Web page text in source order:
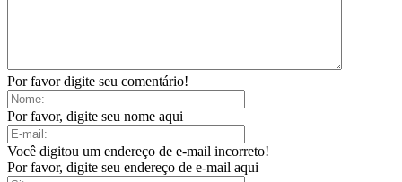
Por favor digite seu comentário!
Por favor, digite seu nome aqui
Você digitou um endereço de e-mail incorreto!
Por favor, digite seu endereço de e-mail aqui